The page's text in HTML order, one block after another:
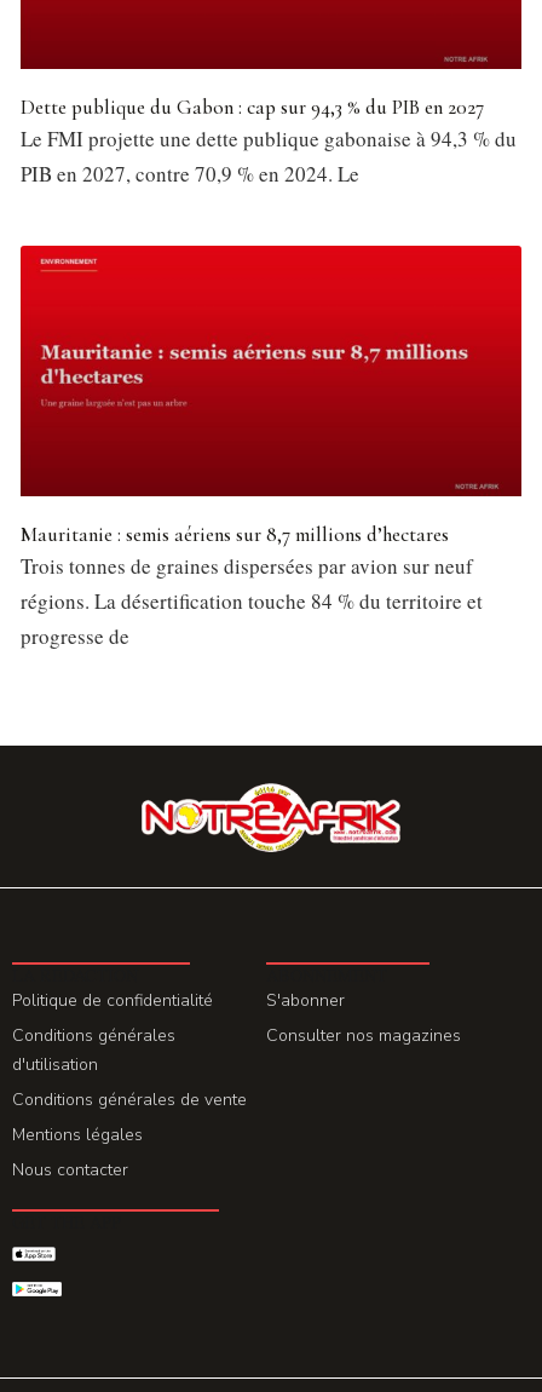
Dette publique du Gabon : cap sur 94,3 % du PIB en 2027
Le FMI projette une dette publique gabonaise à 94,3 % du
PIB en 2027, contre 70,9 % en 2024. Le
Mauritanie : semis aériens sur 8,7 millions d’hectares
Trois tonnes de graines dispersées par avion sur neuf
régions. La désertification touche 84 % du territoire et
progresse de
Politique de confidentialité
Conditions générales
d'utilisation
Conditions générales de vente
Mentions légales
Nous contacter
S'abonner
Consulter nos magazines